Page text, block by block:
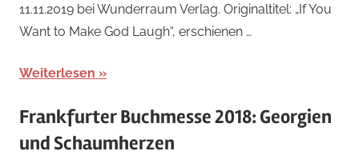
11.11.2019 bei Wunderraum Verlag. Originaltitel: „If You
Want to Make God Laugh“, erschienen …
Weiterlesen
Frankfurter Buchmesse 2018: Georgien
und Schaumherzen